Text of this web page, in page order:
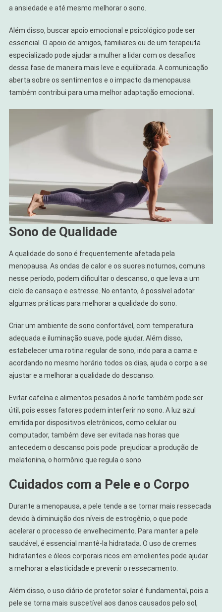
a ansiedade e até mesmo melhorar o sono.
Além disso, buscar apoio emocional e psicológico pode ser
essencial. O apoio de amigos, familiares ou de um terapeuta
especializado pode ajudar a mulher a lidar com os desafios
dessa fase de maneira mais leve e equilibrada. A comunicação
aberta sobre os sentimentos e o impacto da menopausa
também contribui para uma melhor adaptação emocional.
Sono de Qualidade
A qualidade do sono é frequentemente afetada pela
menopausa. As ondas de calor e os suores noturnos, comuns
nesse período, podem dificultar o descanso, o que leva a um
ciclo de cansaço e estresse. No entanto, é possível adotar
algumas práticas para melhorar a qualidade do sono.
Criar um ambiente de sono confortável, com temperatura
adequada e iluminação suave, pode ajudar. Além disso,
estabelecer uma rotina regular de sono, indo para a cama e
acordando no mesmo horário todos os dias, ajuda o corpo a se
ajustar e a melhorar a qualidade do descanso.
Evitar cafeína e alimentos pesados à noite também pode ser
útil, pois esses fatores podem interferir no sono. A luz azul
emitida por dispositivos eletrônicos, como celular ou
computador, também deve ser evitada nas horas que
antecedem o descanso pois pode prejudicar a produção de
melatonina, o hormônio que regula o sono.
Cuidados com a Pele e o Corpo
Durante a menopausa, a pele tende a se tornar mais ressecada
devido à diminuição dos níveis de estrogênio, o que pode
acelerar o processo de envelhecimento. Para manter a pele
saudável, é essencial mantê-la hidratada. O uso de cremes
hidratantes e óleos corporais ricos em emolientes pode ajudar
a melhorar a elasticidade e prevenir o ressecamento.
Além disso, o uso diário de protetor solar é fundamental, pois a
pele se torna mais suscetível aos danos causados pelo sol,